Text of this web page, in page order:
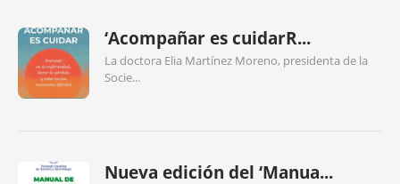
‘Acompañar es cuidarR...
La doctora Elia Martínez Moreno, presidenta de la
Socie...
Nueva edición del ‘Manua...